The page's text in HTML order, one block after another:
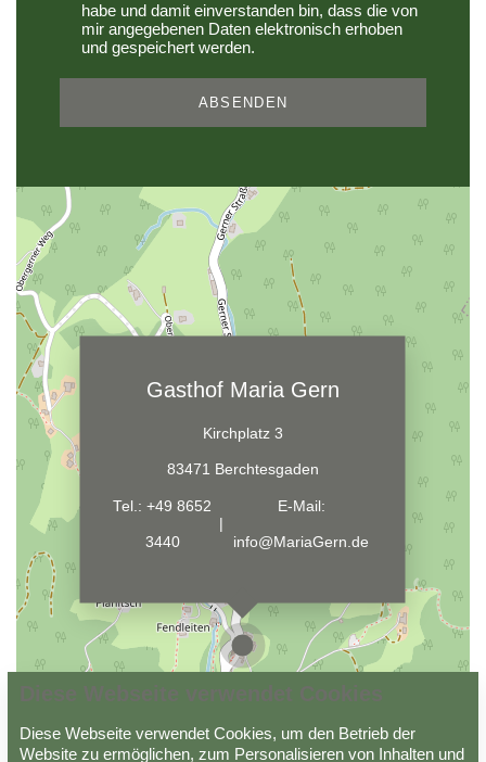
Diese Webseite verwendet Cookies, um den Betrieb der
Website zu ermöglichen, zum Personalisieren von Inhalten und
habe und damit einverstanden bin, dass die von
mir angegebenen Daten elektronisch erhoben
und gespeichert werden.
ABSENDEN
DatenschutzImpressumAGB
Gasthof Maria Gern
Kirchplatz 3
83471 Berchtesgaden
Tel.:+49 8652
3440
|
E-Mail:
info@MariaGern.de